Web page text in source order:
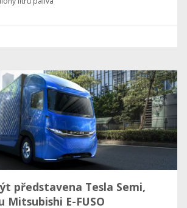
představena Tesla Semi,
E-FUSO